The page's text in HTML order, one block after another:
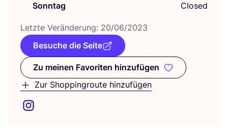
Sonntag
Closed
Letz­te Ver­än­de­rung: 20/06/2023
Besuche die Seite
Zu meinen Favoriten hinzufügen
Zu meinen Favoriten
Zur Shoppingroute hinzufügen